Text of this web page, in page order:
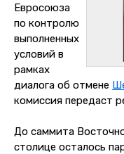
Евросоюза
по контролю
выполненных
условий в
рамках
диалога об отмене
комиссия передаст
До саммита
столице осталось